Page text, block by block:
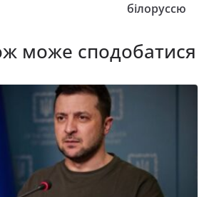
білоруссю
може сподобатися